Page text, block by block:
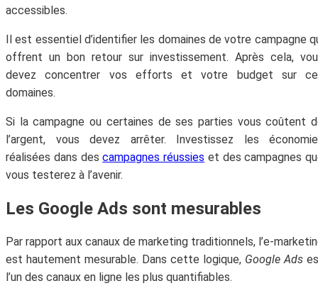
accessibles.
Il est essentiel d’identifier les domaines de votre campagne
offrent un bon retour sur investissement. Après cela,
devez concentrer vos efforts et votre budget sur
domaines.
Si la campagne ou certaines de ses parties vous coûtent
l’argent, vous devez arrêter. Investissez les
réalisées dans descampagnes réussies et des campagnes
vous testerez à l’avenir.
Les Google Ads sont mesurables
Par rapport aux canaux de marketing traditionnels, l’e-
est hautement mesurable. Dans cette logique, Google Ads
l’un des canaux en ligne les plus quantifiables.